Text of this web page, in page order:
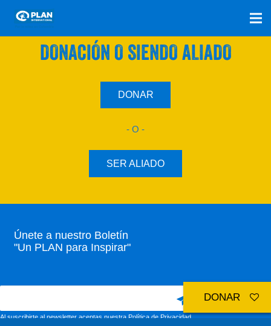
SÚMATE A NUESTRO PLAN CON UNA
DONACIÓN O SIENDO ALIADO
DONAR
- O -
SER ALIADO
Únete a nuestro Boletín
"Un PLAN para Inspirar"
Al suscribirte al newsletter aceptas nuestraPolítica de Privacidad
DONAR